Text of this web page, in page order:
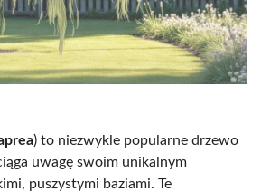
) to niezwykle popularne drzewo
uwagę swoim unikalnym
puszystymi baziami. Te